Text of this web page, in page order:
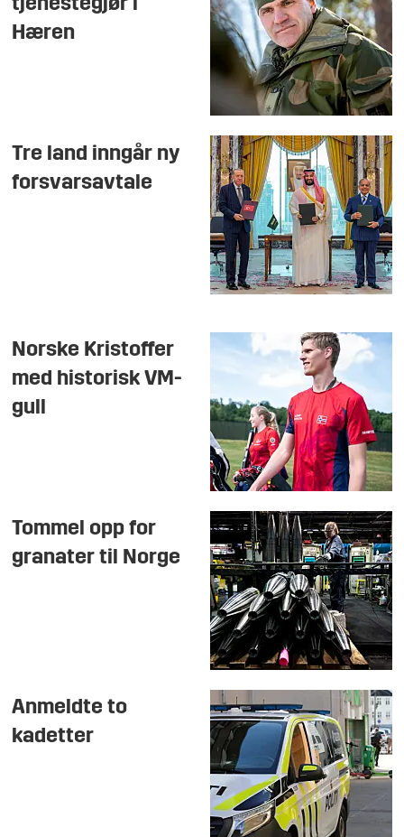
Hæren
Tre land inngår ny
forsvarsavtale
Norske Kristoffer
med historisk VM-
gull
Tommel opp for
granater til Norge
Anmeldte to
kadetter